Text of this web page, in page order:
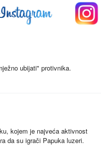
ubijati" protivnika.
kojem je najveća aktivnost
da su igrači Papuka luzeri.